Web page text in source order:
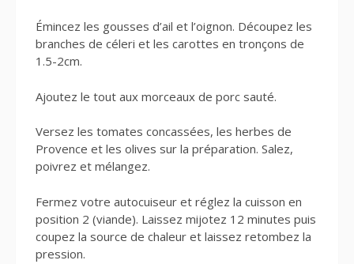
Émincez les gousses d’ail et l’oignon. Découpez les
branches de céleri et les carottes en tronçons de
1.5-2cm.
Ajoutez le tout aux morceaux de porc sauté.
Versez les tomates concassées, les herbes de
Provence et les olives sur la préparation. Salez,
poivrez et mélangez.
Fermez votre autocuiseur et réglez la cuisson en
position 2 (viande). Laissez mijotez 12 minutes puis
coupez la source de chaleur et laissez retombez la
pression.